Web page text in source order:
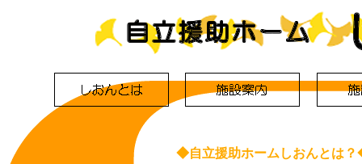
◆自立援助ホームしおんとは